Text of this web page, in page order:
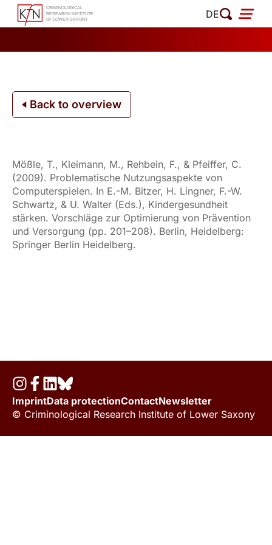
Skip
DE
Back to overview
Mößle, T., Kleimann, M., Rehbein, F., & Pfeiffer, C.
(2009). Problematische Nutzungsaspekte von
Computerspielen. In E.-M. Bitzer, H. Lingner, F.-W.
Schwartz, & U. Walter (Eds.), Kindergesundheit
stärken. Vorschläge zur Optimierung von Prävention
und Versorgung (pp. 201–208). Berlin, Heidelberg:
Springer Berlin Heidelberg.
ImprintData protectionContactNewsletter
© Criminological Research Institute of Lower Saxony